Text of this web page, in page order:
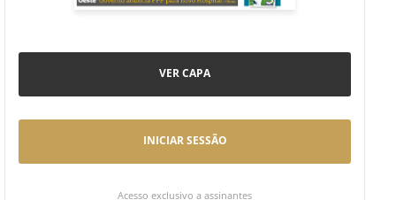
VER CAPA
INICIAR SESSÃO
Acesso exclusivo a assinantes